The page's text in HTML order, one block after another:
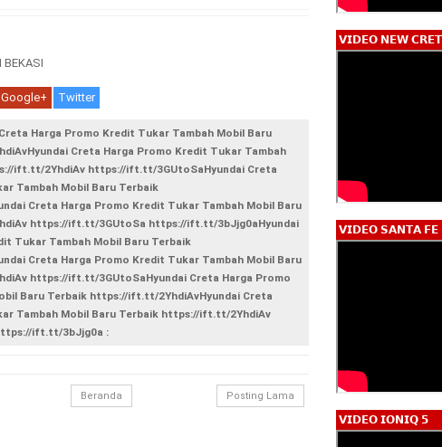
BEKASI
Google+ Twitter
Harga Promo Kredit Tukar Tambah Mobil Baru
Creta Harga Promo Kredit Tukar Tambah
ift.tt/2YhdiAv https://ift.tt/3GUtoSaHyundai Creta
Tambah Mobil Baru Terbaik
Creta Harga Promo Kredit Tukar Tambah Mobil Baru
https://ift.tt/3GUtoSa https://ift.tt/3bJjg0aHyundai
Tukar Tambah Mobil Baru Terbaik
Creta Harga Promo Kredit Tukar Tambah Mobil Baru
https://ift.tt/3GUtoSaHyundai Creta Harga Promo
Baru Terbaik https://ift.tt/2YhdiAvHyundai Creta
Tambah Mobil Baru Terbaik https://ift.tt/2YhdiAv
ift.tt/3bJjg0a :
Posting Lama
Beranda
𝗩𝗜𝗗𝗘𝗢 𝗡𝗘𝗪
𝗩𝗜𝗗𝗘𝗢 𝗦𝗔𝗡𝗧𝗔 𝗙𝗘
𝗩𝗜𝗗𝗘𝗢 𝗜𝗢𝗡𝗜𝗤 𝟱